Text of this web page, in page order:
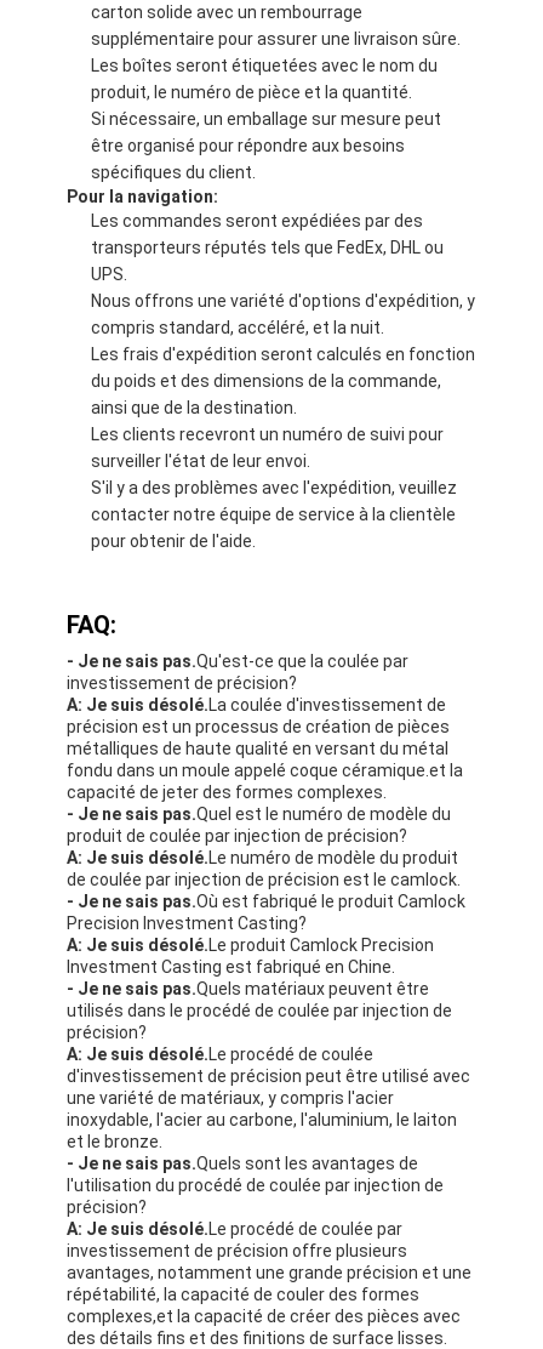
carton solide avec un rembourrage
supplémentaire pour assurer une livraison sûre.
Les boîtes seront étiquetées avec le nom du
produit, le numéro de pièce et la quantité.
Si nécessaire, un emballage sur mesure peut
être organisé pour répondre aux besoins
spécifiques du client.
Pour la navigation:
Les commandes seront expédiées par des
transporteurs réputés tels que FedEx, DHL ou
UPS.
Nous offrons une variété d'options d'expédition, y
compris standard, accéléré, et la nuit.
Les frais d'expédition seront calculés en fonction
du poids et des dimensions de la commande,
ainsi que de la destination.
Les clients recevront un numéro de suivi pour
surveiller l'état de leur envoi.
S'il y a des problèmes avec l'expédition, veuillez
contacter notre équipe de service à la clientèle
pour obtenir de l'aide.
FAQ:
- Je ne sais pas.Qu'est-ce que la coulée par
investissement de précision?
A: Je suis désolé.La coulée d'investissement de
précision est un processus de création de pièces
métalliques de haute qualité en versant du métal
fondu dans un moule appelé coque céramique.et la
capacité de jeter des formes complexes.
- Je ne sais pas.Quel est le numéro de modèle du
produit de coulée par injection de précision?
A: Je suis désolé.Le numéro de modèle du produit
de coulée par injection de précision est le camlock.
- Je ne sais pas.Où est fabriqué le produit Camlock
Precision Investment Casting?
A: Je suis désolé.Le produit Camlock Precision
Investment Casting est fabriqué en Chine.
- Je ne sais pas.Quels matériaux peuvent être
utilisés dans le procédé de coulée par injection de
précision?
A: Je suis désolé.Le procédé de coulée
d'investissement de précision peut être utilisé avec
une variété de matériaux, y compris l'acier
inoxydable, l'acier au carbone, l'aluminium, le laiton
et le bronze.
- Je ne sais pas.Quels sont les avantages de
l'utilisation du procédé de coulée par injection de
précision?
A: Je suis désolé.Le procédé de coulée par
investissement de précision offre plusieurs
avantages, notamment une grande précision et une
répétabilité, la capacité de couler des formes
complexes,et la capacité de créer des pièces avec
des détails fins et des finitions de surface lisses.